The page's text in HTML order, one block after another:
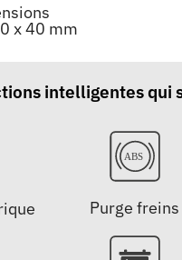
x 40 mm
intelligentes qui
Purge freins